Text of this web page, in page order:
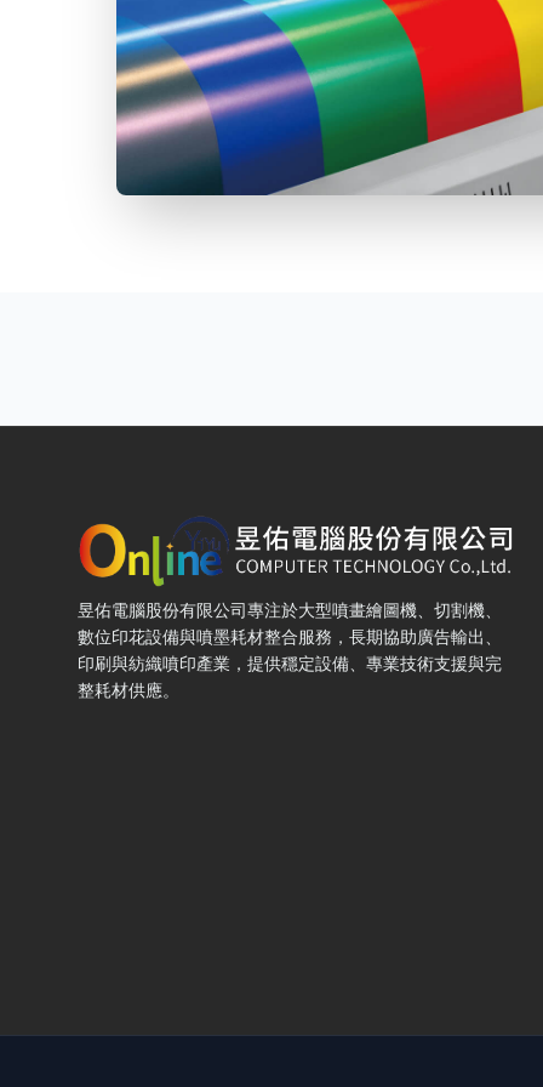
昱佑電腦股份有限公司 — 網站概要、主導覽與聯絡方
昱佑電腦股份有限公司專注於大型噴畫繪圖機、切割機、
數位印花設備與噴墨耗材整合服務，長期協助廣告輸出、
印刷與紡織噴印產業，提供穩定設備、專業技術支援與完
整耗材供應。